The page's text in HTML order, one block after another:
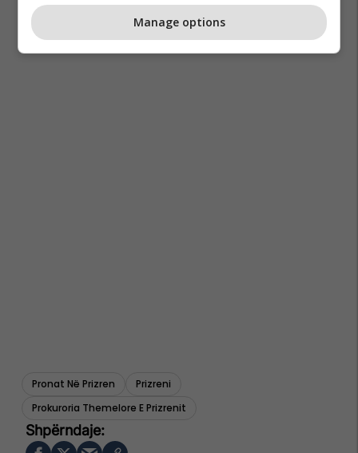
Pronat Në Prizren
Prizreni
Prokuroria Themelore E Prizrenit
Manage options